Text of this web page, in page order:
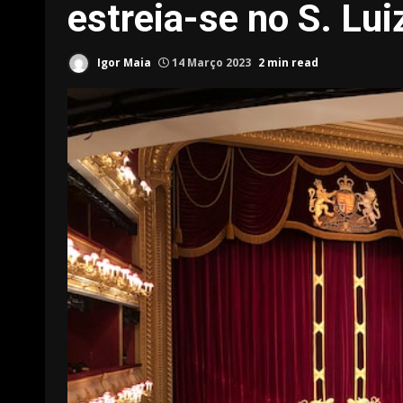
estreia-se no S.
Igor Maia 14 Março 2023 2 min read